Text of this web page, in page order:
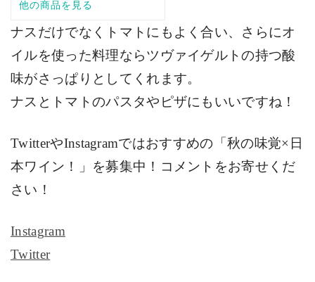
ナスだけでなくトマトにもよく合い、さらにオ
イルを使った料理ならツヴァイゲルトの持つ酸
味がさっぱりとしてくれます。
ナスとトマトのパスタやピザにもいいですね！
TwitterやInstagramではおすすめの「秋の味覚×日
本ワイン！」を募集中！コメントをお寄せくだ
さい！
Instagram
Twitter